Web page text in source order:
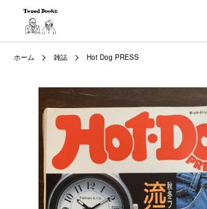
ホーム 雑誌 Hot Dog PRESS